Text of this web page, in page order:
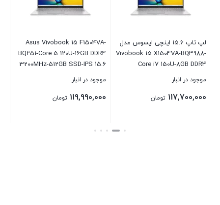
لپ تاپ 15.6 اینچی ایسوس مدل
Vivobook 15 X1504VA-BQ3988-
Core i7 150U-8GB DDR4
3200MHz-512GB-IPS
موجود در انبار
117,700,000 تومان
Asus Vivobook 15 F1504VA-
BQ251-Core 5 120U-16GB DDR4
3200MHz-512GB SSD-IPS 15.6
inch Laptop
موجود در انبار
119,990,000 تومان
بستن